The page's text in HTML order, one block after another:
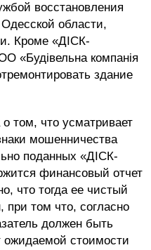
восстановления
области,
Кроме «ДІСК-
«Будівельна компанія
здание
том, что усматривает
мошенничества
поданных «ДІСК-
финансовый отчет
что тогда ее чистый
при том что, согласно
должен быть
ожидаемой стоимости